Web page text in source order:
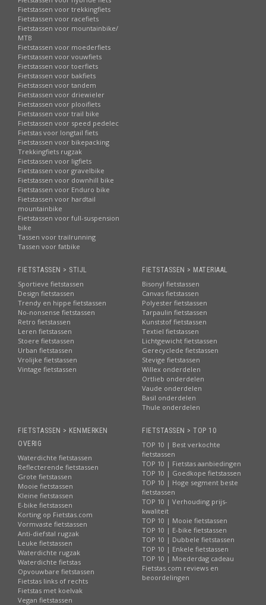
Fietstassen voor trekkingfiets
Fietstassen voor racefiets
Fietstassen voor mountainbike/
MTB
Fietstassen voor moederfiets
Fietstassen voor vouwfiets
Fietstassen voor toerfiets
Fietstassen voor bakfiets
Fietstassen voor tandem
Fietstassen voor driewieler
Fietstassen voor plooifiets
Fietstassen voor trail bike
Fietstassen voor speed pedelec
Fietstas voor longtail fiets
Fietstassen voor bikepacking
Trekkingfiets rugzak
Fietstassen voor ligfiets
Fietstassen voor gravelbike
Fietstassen voor downhill bike
Fietstassen voor Enduro bike
Fietstassen voor hardtail
mountainbike
Fietstassen voor full-suspension
bike
Tassen voor trailrunning
Tassen voor fatbike
FIETSTASSEN > STIJL
Sportieve fietstassen
Design fietstassen
Trendy en hippe fietstassen
No-nonsense fietstassen
Retro fietstassen
Leren fietstassen
Stoere fietstassen
Urban fietstassen
Vrolijke fietstassen
Vintage fietstassen
FIETSTASSEN > MATERIAAL
Bisonyl fietstassen
Canvas fietstassen
Polyester fietstassen
Tarpaulin fietstassen
Kunststof fietstassen
Textiel fietstassen
Lichtgewicht fietstassen
Gerecyclede fietstassen
Stevige fietstassen
Willex onderdelen
Ortlieb onderdelen
Vaude onderdelen
Basil onderdelen
Thule onderdelen
FIETSTASSEN > KENMERKEN
OVERIG
Waterdichte fietstassen
Reflecterende fietstassen
Grote fietstassen
Mooie fietstassen
Kleine fietstassen
E-bike fietstassen
Korting op Fietstas.com
Vormvaste fietstassen
Anti-diefstal rugzak
Leuke fietstassen
Waterdichte rugzak
Waterdichte fietstas
Opvouwbare fietstassen
Fietstas links of rechts
Fietstas met koelvak
Vegan fietstassen
FIETSTASSEN > TOP 10
TOP 10 | Best verkochte
fietstassen
TOP 10 | Fietstas aanbiedingen
TOP 10 | Goedkope fietstassen
TOP 10 | Hoge segment beste
fietstassen
TOP 10 | Verhouding prijs-
kwaliteit
TOP 10 | Mooie fietstassen
TOP 10 | E-bike fietstassen
TOP 10 | Dubbele fietstassen
TOP 10 | Enkele fietstassen
TOP 10 | Moederdag cadeau
Fietstas.com reviews en
beoordelingen